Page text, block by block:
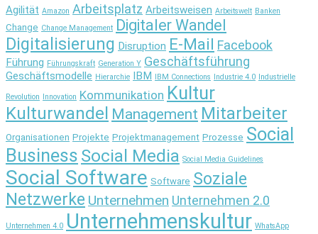
Agilität Amazon Arbeitsplatz Arbeitsweisen Arbeitswelt Banken
Change Change Management Digitaler Wandel
Digitalisierung Disruption E-Mail Facebook
Führung Führungskraft Generation Y Geschäftsführung
Geschäftsmodelle Hierarchie IBM IBM Connections Industrie 4.0 Industrielle
Revolution Innovation Kommunikation Kultur
Kulturwandel Management Mitarbeiter
Organisationen Projekte Projektmanagement Prozesse Social
Business Social Media Social Media Guidelines
Social Software Software Soziale
Netzwerke Unternehmen Unternehmen 2.0
Unternehmen 4.0 Unternehmenskultur WhatsApp